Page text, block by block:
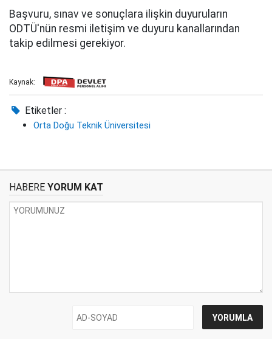
Başvuru, sınav ve sonuçlara ilişkin duyuruların
ODTÜ'nün resmi iletişim ve duyuru kanallarından
takip edilmesi gerekiyor.
Kaynak:
Etiketler :
Orta Doğu Teknik Üniversitesi
HABERE YORUM KAT